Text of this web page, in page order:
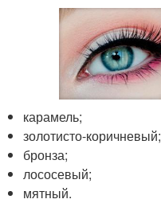
карамель;
золотисто-коричневый;
бронза;
лососевый;
мятный.